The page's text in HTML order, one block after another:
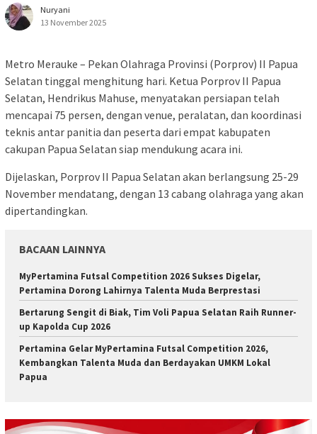
Nuryani
13 November 2025
Metro Merauke – Pekan Olahraga Provinsi (Porprov) II Papua
Selatan tinggal menghitung hari. Ketua Porprov II Papua
Selatan, Hendrikus Mahuse, menyatakan persiapan telah
mencapai 75 persen, dengan venue, peralatan, dan koordinasi
teknis antar panitia dan peserta dari empat kabupaten
cakupan Papua Selatan siap mendukung acara ini.
Dijelaskan, Porprov II Papua Selatan akan berlangsung 25-29
November mendatang, dengan 13 cabang olahraga yang akan
dipertandingkan.
BACAAN LAINNYA
MyPertamina Futsal Competition 2026 Sukses Digelar,
Pertamina Dorong Lahirnya Talenta Muda Berprestasi
​Bertarung Sengit di Biak, Tim Voli Papua Selatan Raih Runner-
up Kapolda Cup 2026
Pertamina Gelar MyPertamina Futsal Competition 2026,
Kembangkan Talenta Muda dan Berdayakan UMKM Lokal
Papua